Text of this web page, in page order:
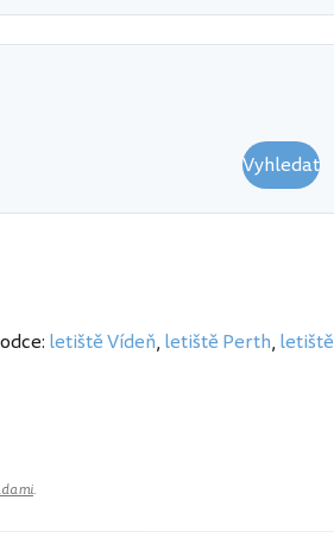
Vyhledat
letiště Vídeň, letiště Perth, letiště
.